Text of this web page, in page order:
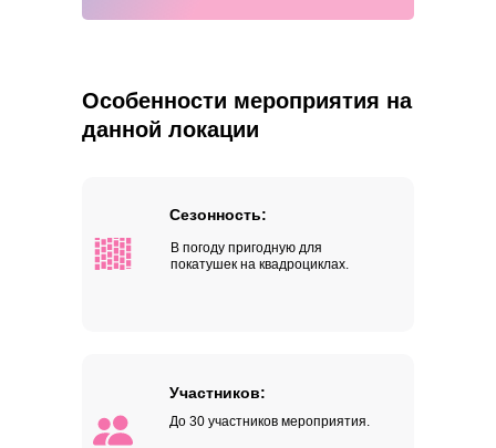
Особенности мероприятия на
данной локации
В погоду пригодную для
покатушек на квадроциклах.
Сезонность:
До 30 участников мероприятия.
Участников: